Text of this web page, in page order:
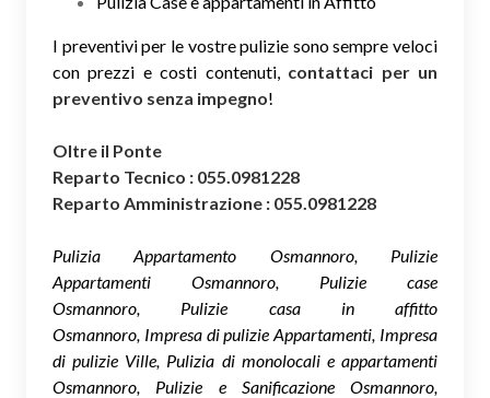
I preventivi per le vostre pulizie sono sempre veloci
con prezzi e costi contenuti, contattaci per un
preventivo senza impegno!
Oltre il Ponte
Reparto Tecnico : 055.0981228
Reparto Amministrazione : 055.0981228
Pulizia Appartamento Osmannoro, Pulizie
Appartamenti Osmannoro, Pulizie case
Osmannoro, Pulizie casa in affitto
Osmannoro, Impresa di pulizie Appartamenti, Impresa
di pulizie Ville, Pulizia di monolocali e appartamenti
Osmannoro, Pulizie e Sanificazione Osmannoro,